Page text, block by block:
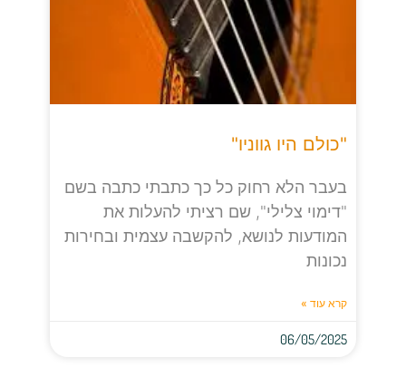
"כולם היו גווניו"
בעבר הלא רחוק כל כך כתבתי כתבה בשם
"דימוי צלילי", שם רציתי להעלות את
המודעות לנושא, להקשבה עצמית ובחירות
נכונות
קרא עוד »
06/05/2025